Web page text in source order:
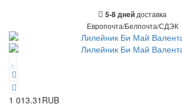
5-8 дней доставка
Европочта/Белпочта/СДЭК
1 013.31RUB